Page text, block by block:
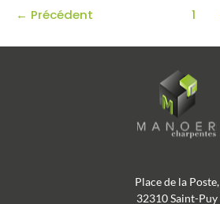
← Précédent 1
Place de la Poste,
32310 Saint-Puy